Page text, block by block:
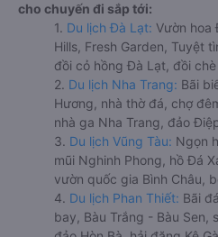
cho chuyến đi sắp tới:
1. Du lịch Đà Lạt: Vườn hoa
Hills, Fresh Garden, Tuyệt
đồi cỏ hồng Đà Lạt, đồi
2. Du lịch Nha Trang: Bãi
Hương, nhà thờ đá, chợ
nhà ga Nha Trang, đảo
3. Du lịch Vũng Tàu: Ngọn
mũi Nghinh Phong, hồ Đá
vườn quốc gia Bình Châu,
4. Du lịch Phan Thiết: Bãi
bay, Bàu Trắng - Bàu Sen,